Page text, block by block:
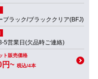
ブラック/ブラッククリア(BFJ)
5営業日(欠品時ご連絡)
ト販売価格
円~ 税込/4本